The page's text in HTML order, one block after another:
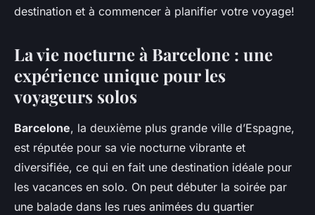
destination et à commencer à planifier votre voyage!
La vie nocturne à Barcelone : une
expérience unique pour les
voyageurs solos
Barcelone, la deuxième plus grande ville d’Espagne,
est réputée pour sa vie nocturne vibrante et
diversifiée, ce qui en fait une destination idéale pour
les vacances en solo. On peut débuter la soirée par
une balade dans les rues animées du quartier